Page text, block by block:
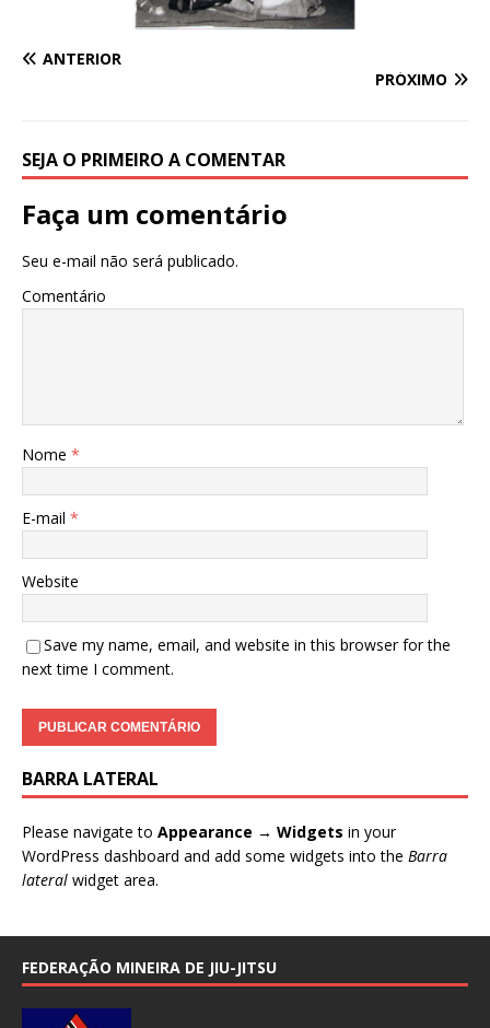
ANTERIOR
PRÓXIMO
SEJA O PRIMEIRO A COMENTAR
Faça um comentário
Seu e-mail não será publicado.
Comentário
Nome *
E-mail *
Website
Save my name, email, and website in this browser for the
next time I comment.
BARRA LATERAL
Please navigate to Appearance → Widgets in your
WordPress dashboard and add some widgets into the Barra
lateral widget area.
FEDERAÇÃO MINEIRA DE JIU-JITSU